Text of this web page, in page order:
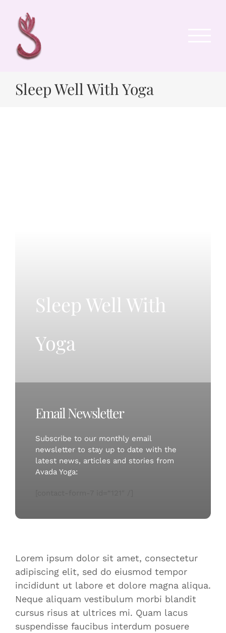
Inhalt
springen
Sleep Well With Yoga
Sleep Well With
Yoga
Email Newsletter
Subscribe to our monthly email
newsletter to stay up to date with the
latest news, articles and stories from
Avada Yoga:
Lorem ipsum dolor sit amet, consectetur
adipiscing elit, sed do eiusmod tempor
incididunt ut labore et dolore magna aliqua.
Neque aliquam vestibulum morbi blandit
cursus risus at ultrices mi. Quam lacus
suspendisse faucibus interdum posuere